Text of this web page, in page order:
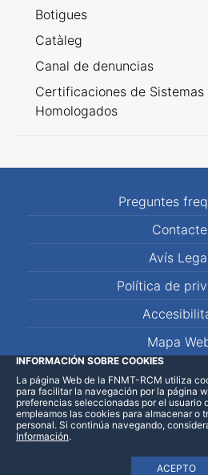
Botigues
Catàleg
Canal de denuncias
Certificaciones de Sistemas
Homologados
Preguntes
Contacte
Avís
Política de
Mapa
LinkedInFacebookWhatsApp
INFORMACIÓN SOBRE COOKIES
La página Web de la FNMT-RCM utiliza
para facilitar la navegación por la página
preferencias seleccionadas por el usuario
empleamos las cookies para almacenar o
personal. Si continúa navegando,
ACEPTO
Información.